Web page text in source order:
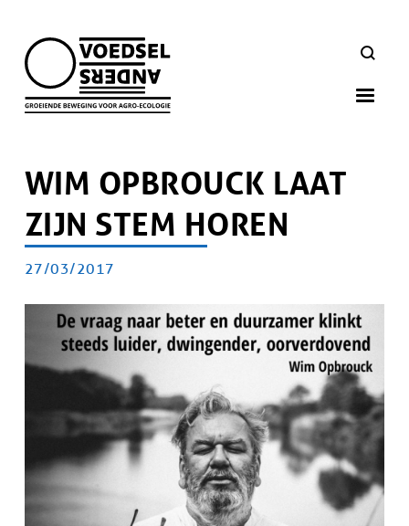
main
navigation
ZOEKEN
WIM OPBROUCK LAAT
ZIJN STEM HOREN
Artikel
PUBLICATIEDATUM
27/03/2017
Afbeelding
Afbeelding